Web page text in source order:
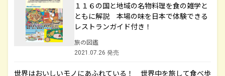
１１６の国と地域の名物料理を食の雑学と
ともに解説 本場の味を日本で体験できる
レストランガイド付き！
旅の図鑑
2021.07.26 発売
世界はおいしいモノにあふれている！ 世界中を旅して食べ歩